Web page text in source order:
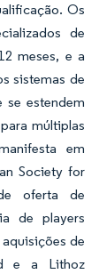
Os
de
meses, e a
sistemas de
se estendem
múltiplas
em
Society for
oferta de
de players
de
e a Lithoz